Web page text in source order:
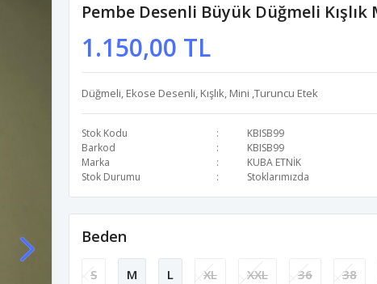
Pembe Desenli Büyük Düğmeli Kışlık
1.150,00 TL
Düğmeli, Ekose Desenli, Kışlık, Mini ,Turuncu Etek
Stok Kodu
KBISB99
Barkod
KBISB99
Marka
KUBA ETNİK
Stok Durumu
Stoklarımızda
Beden
S M L XL XXL 36 38